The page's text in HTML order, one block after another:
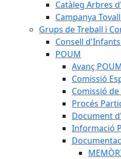
Catàleg Arbres
Campanya
Grups de Treball i
Consell
POUM
Avanç POUM
Comissió
Comissió
Procés
Document
Informació